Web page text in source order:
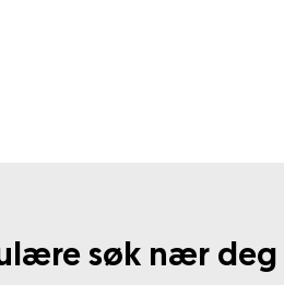
søk nær deg